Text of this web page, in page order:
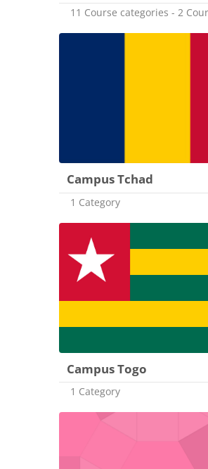
11 Course categories - 2
Campus Tchad
1 Category
Campus Togo
1 Category